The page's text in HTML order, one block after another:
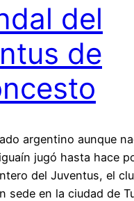
del
de
argentino aunque
jugó hasta hace
del Juventus, el
sede en la ciudad de